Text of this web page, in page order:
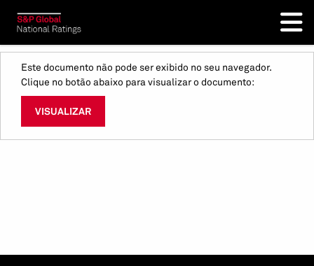
Este documento não pode ser exibido no seu navegador.
Clique no botão abaixo para visualizar o documento:
VISUALIZAR